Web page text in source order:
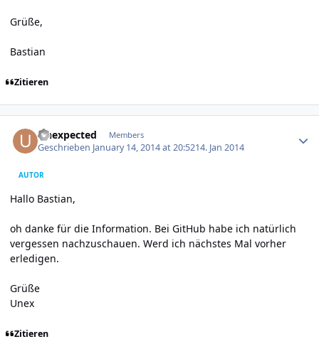
Grüße,
Bastian
Zitieren
Unexpected Members
Geschrieben January 14, 2014 at 20:5214. Jan 2014
AUTOR
Hallo Bastian,
oh danke für die Information. Bei GitHub habe ich natürlich
vergessen nachzuschauen. Werd ich nächstes Mal vorher
erledigen.
Grüße
Unex
Zitieren